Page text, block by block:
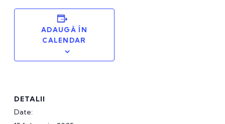
ADAUGĂ ÎN
CALENDAR
DETALII
Date: